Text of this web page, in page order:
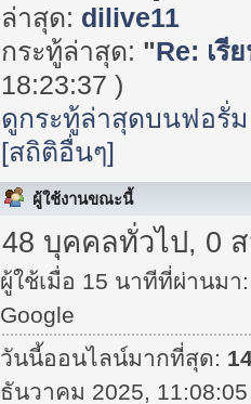
ล่าสุด: dilive11
กระทู้ล่าสุด: "Re: เรี
18:23:37 )
ดูกระทู้ล่าสุดบนฟอรั่ม
[สถิติอื่นๆ]
ผู้ใช้งานขณะนี้
48 บุคคลทั่วไป, 0
ผู้ใช้เมื่อ 15 นาทีที่ผ่านมา:
Google
วันนี้ออนไลน์มากที่สุด:
ธันวาคม 2025,